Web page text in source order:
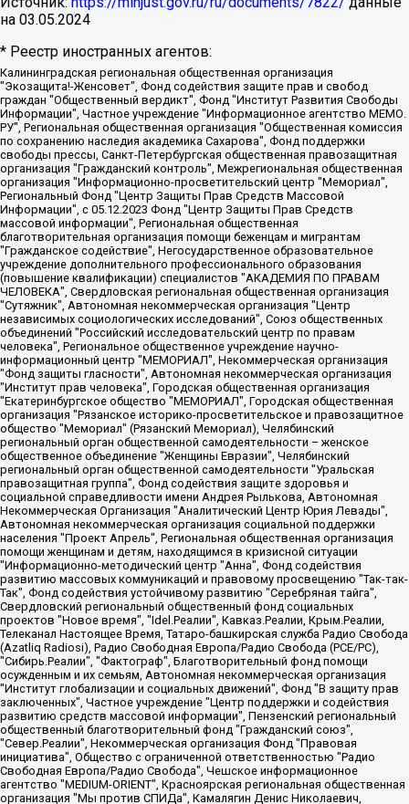
на 03.05.2024
* Реестр иностранных агентов:
Калининградская региональная общественная организация "Экозащита!-Женсовет", Фонд содействия защите прав и свобод граждан "Общественный вердикт", Фонд "Институт Развития Свободы Информации", Частное учреждение "Информационное агентство МЕМО. РУ", Региональная общественная организация "Общественная комиссия по сохранению наследия академика Сахарова", Фонд поддержки свободы прессы, Санкт-Петербургская общественная правозащитная организация "Гражданский контроль", Межрегиональная общественная организация "Информационно-просветительский центр "Мемориал", Региональный Фонд "Центр Защиты Прав Средств Массовой Информации", с 05.12.2023 Фонд "Центр Защиты Прав Средств массовой информации", Региональная общественная благотворительная организация помощи беженцам и мигрантам "Гражданское содействие", Негосударственное образовательное учреждение дополнительного профессионального образования (повышение квалификации) специалистов "АКАДЕМИЯ ПО ПРАВАМ ЧЕЛОВЕКА", Свердловская региональная общественная организация "Сутяжник", Автономная некоммерческая организация "Центр независимых социологических исследований", Союз общественных объединений "Российский исследовательский центр по правам человека", Региональное общественное учреждение научно-информационный центр "МЕМОРИАЛ", Некоммерческая организация "Фонд защиты гласности", Автономная некоммерческая организация "Институт прав человека", Городская общественная организация "Екатеринбургское общество "МЕМОРИАЛ", Городская общественная организация "Рязанское историко-просветительское и правозащитное общество "Мемориал" (Рязанский Мемориал), Челябинский региональный орган общественной самодеятельности – женское общественное объединение "Женщины Евразии", Челябинский региональный орган общественной самодеятельности "Уральская правозащитная группа", Фонд содействия защите здоровья и социальной справедливости имени Андрея Рылькова, Автономная Некоммерческая Организация "Аналитический Центр Юрия Левады", Автономная некоммерческая организация социальной поддержки населения "Проект Апрель", Региональная общественная организация помощи женщинам и детям, находящимся в кризисной ситуации "Информационно-методический центр "Анна", Фонд содействия развитию массовых коммуникаций и правовому просвещению "Так-так-Так", Фонд содействия устойчивому развитию "Серебряная тайга", Свердловский региональный общественный фонд социальных проектов "Новое время", "Idel.Реалии", Кавказ.Реалии, Крым.Реалии, Телеканал Настоящее Время, Татаро-башкирская служба Радио Свобода (Azatliq Radiosi), Радио Свободная Европа/Радио Свобода (PCE/PC), "Сибирь.Реалии", "Фактограф", Благотворительный фонд помощи осужденным и их семьям, Автономная некоммерческая организация "Институт глобализации и социальных движений", Фонд "В защиту прав заключенных", Частное учреждение "Центр поддержки и содействия развитию средств массовой информации", Пензенский региональный общественный благотворительный фонд "Гражданский союз", "Север.Реалии", Некоммерческая организация Фонд "Правовая инициатива", Общество с ограниченной ответственностью "Радио Свободная Европа/Радио Свобода", Чешское информационное агентство "MEDIUM-ORIENT", Красноярская региональная общественная организация "Мы против СПИДа", Камалягин Денис Николаевич, Маркелов Сергей Евгеньевич, Пономарев Лев Александрович, Савицкая Людмила Алексеевна, Автономная некоммерческая организация "Центр по работе с проблемой насилия "НАСИЛИЮ.НЕТ", Межрегиональный профессиональный союз работников здравоохранения "Альянс врачей", Юридическое лицо, зарегистрированное в Латвийской Республике, SIA "Medusa Project" (регистрационный номер 40103797863, дата регистрации 10.06.2014), Некоммерческая организация "Фонд по борьбе с коррупцией", Автономная некоммерческая организация "Институт права и публичной политики", Баданин Роман Сергеевич, Гликин Максим Александрович, Железнова Мария Михайловна, Лукьянова Юлия Сергеевна, Маетная Елизавета Витальевна, Маняхин Петр Борисович, Чуракова Ольга Владимировна, Ярош Юлия Петровна, Юридическое лицо "The Insider SIA", зарегистрированное в Риге, Латвийская Республика (дата регистрации 26.06.2015), являющееся администратором доменного имени интернет-издания "The Insider SIA", https://theins.ru, Постернак Алексей Евгеньевич, Рубин Михаил Аркадьевич, Анин Роман Александрович, Юридическое лицо Istories fonds, зарегистрированное в Латвийской Республике (регистрационный номер 50008295751, дата регистрации 24.02.2020), Великовский Дмитрий Александрович, Долинина Ирина Николаевна, Мароховская Алеся Алексеевна, Шлейнов Роман Юрьевич, Шмагун Олеся Валентиновна, Общество с ограниченной ответственностью "Альтаир 2021", Общество с ограниченной ответственностью "Вега 2021", Общество с ограниченной ответственностью "Главный редактор 2021", Общество с ограниченной ответственностью "Ромашки монолит", Важенков Артем Валерьевич, Ивановская областная общественная организация "Центр гендерных исследований", Гурман Юрий Альбертович, Медиапроект "ОВД-Инфо", Егоров Владимир Владимирович, Жилинский Владимир Александрович, Общество с ограниченной ответственностью "ЗП", Иванова София Юрьевна, Карезина Инна Павловна, Кильтау Екатерина Викторовна, Петров Алексей Викторович, Пискунов Сергей Евгеньевич, Смирнов Сергей Сергеевич, Тихонов Михаил Сергеевич, Общество с ограниченной ответственностью "ЖУРНАЛИСТ-ИНОСТРАННЫЙ АГЕНТ", Арапова Галина Юрьевна, Вольтская Татьяна Анатольевна, Американская компания "Mason G.E.S. Anonymous Foundation" (США), являющаяся владельцем интернет-издания https://mnews.world/, Компания "Stichting Bellingcat", зарегистрированная в Нидерландах (дата регистрации 11.07.2018), Захаров Андрей Вячеславович, Клепиковская Екатерина Дмитриевна, Общество с ограниченной ответственностью "МЕМО", Перл Роман Александрович, Симонов Евгений Алексеевич, Соловьева Елена Анатольевна, Сотников Даниил Владимирович, Сурначева Елизавета Дмитриевна, Автономная некоммерческая организация по защите прав человека и информированию населения "Якутия – Наше Мнение", Общество с ограниченной ответственностью "Москоу диджитал медиа", с 26.01.2023 Общество с ограниченной ответственностью "Чайка Белые сады", Ветошкина Валерия Валерьевна, Заговора Максим Александрович, Межрегиональное общественное движение "Российская ЛГБТ - сеть", Оленичев Максим Владимирович, Павлов Иван Юрьевич, Скворцова Елена Сергеевна, Общество с ограниченной ответственностью "Как бы инагент", Кочетков Игорь Викторович, Общество с ограниченной ответственностью "Честные выборы", Еланчик Олег Александрович, Общество с ограниченной ответственностью "Нобелевский призыв", Гималова Регина Эмилевна, Григорьев Андрей Валерьевич, Григорьева Алина Александровна, Ассоциация по содействию защите прав призывников, альтернативнослужащих и военнослужащих "Правозащитная группа "Гражданин.Армия.Право", Хисамова Регина Фаритовна, Автономная некоммерческая организация по реализации социально-правовых программ "Лилит", Дальневосточное общественное движение "Маяк", Санкт-Петербургская ЛГБТ-инициативная группа "Выход", Инициативная группа ЛГБТ+ "Реверс", Алексеев Андрей Викторович, Бекбулатова Таисия Львовна, Беляев Иван Михайлович, Владыкина Елена Сергеевна, Гельман Марат Александрович, Никульшина Вероника Юрьевна, Толоконникова Надежда Андреевна, Шендерович Виктор Анатольевич, Общество с ограниченной ответственностью "Данное сообщение", Общество с ограниченной ответственностью Издательский дом "Новая глава", Айнбиндер Александра Александровна, Московский комьюнити-центр для ЛГБТ+инициатив, Благотворительный фонд развития филантропии, Deutsche Welle (Германия, Kurt-Schumacher-Strasse 3, 53113 Bonn), Борзунова Мария Михайловна, Воробьев Виктор Викторович, Голубева Анна Львовна, Константинова Алла Михайловна, Малкова Ирина Владимировна, Мурадов Мурад Абдулгалимович, Осетинская Елизавета Николаевна, Понасенков Евгений Николаевич, Ганапольский Матвей Юрьевич, Киселев Евгений Алексеевич, Борухович Ирина Григорьевна, Дремин Иван Тимофеевич, Дубровский Дмитрий Викторович, Красноярская региональная общественная организация поддержки и развития альтернативных образовательных технологий и межкультурных коммуникаций "ИНТЕРРА", Маяковская Екатерина Алексеевна, Фейгин Марк Захарович, Филимонов Андрей Викторович, Дзугкоева Регина Николаевна, Доброхотов Роман Александрович, Дудь Юрий Александрович, Елкин Сергей Владимирович, Кругликов Кирилл Игоревич, Сабунаева Мария Леонидовна, Семенов Алексей Владимирович, Шаинян Карен Багратович, Шульман Екатерина Михайловна, Асафьев Артур Валерьевич, Вахштайн Виктор Семенович, Венедиктов Алексей Алексеевич, Лушникова Екатерина Евгеньевна, Волков Леонид Михайлович, Невзоров Александр Глебович, Пархоменко Сергей Борисович, Сироткин Ярослав Николаевич, Кара-Мурза Владимир Владимирович, Баранова Наталья Владимировна, Гозман Леонид Яковлевич, Кагарлицкий Борис Юльевич, Климарев Михаил Валерьевич, Милов Владимир Станиславович, Автономная некоммерческая организация Краснодарский центр современного искусства "Типография", Моргенштерн Алишер Тагирович, Соболь Любовь Эдуардовна, Общество с ограниченной ответственностью "ЛИЗА НОРМ", Каспаров Гарри Кимович, Ходорковский Михаил Борисович, Общество с ограниченной ответственностью "Апрельские тезисы", Данилович Ирина Брониславовна, Кашин Олег Владимирович, Петров Николай Владимирович, Пивоваров Алексей Владимирович, Соколов Михаил Владимирович, Цветкова Юлия Владимировна, Чичваркин Евгений Александрович, Комитет против пыток/Команда против пыток, Общество с ограниченной ответственностью "Первый научный", Общество с ограниченной ответственностью "Вертолет и ко", Белоцерковская Вероника Борисовна, Кац Максим Евгеньевич, Лазарева Татьяна Юрьевна, Шаведдинов Руслан Табризович, Яшин Илья Валерьевич, Общество с ограниченной ответственностью "Иноагент ААВ", Алешковский Дмитрий Петрович, Альбац Евгения Марковна, Быков Дмитрий Львович, Галямина Юлия Евгеньевна, Лойко Сергей Леонидович, Мартынов Кирилл Константинович, Медведев Сергей Александрович, Крашенинников Федор Геннадиевич, Гордеева Катерина Вл